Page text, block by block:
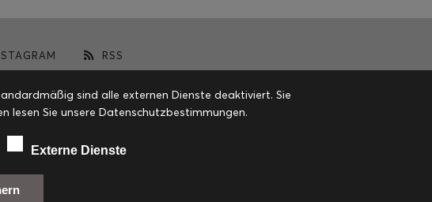
RSS
sind alle externen Dienste deaktiviert. Sie
lesen Sie unsere Datenschutzbestimmungen.
Externe Dienste